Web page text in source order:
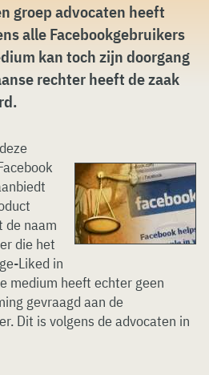
groep advocaten heeft
alle Facebookgebruikers
kan toch zijn doorgang
rechter heeft de zaak
de naam
die het
Liked in
medium heeft echter geen
gevraagd aan de
Dit is volgens de advocaten in